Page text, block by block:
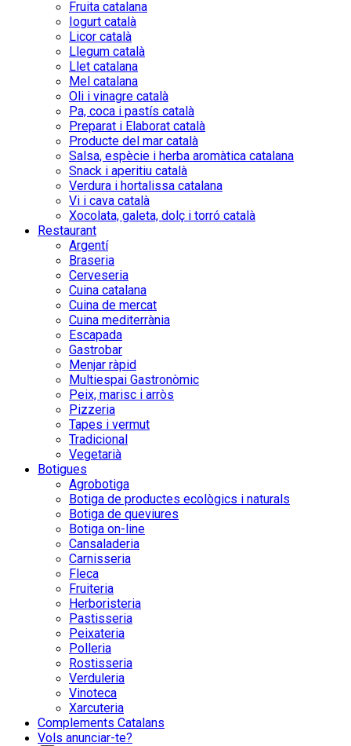
Fruita catalana
Iogurt català
Licor català
Llegum català
Llet catalana
Mel catalana
Oli i vinagre català
Pa, coca i pastís català
Preparat i Elaborat català
Producte del mar català
Salsa, espècie i herba aromàtica catalana
Snack i aperitiu català
Verdura i hortalissa catalana
Vi i cava català
Xocolata, galeta, dolç i torró català
Restaurant
Argentí
Braseria
Cerveseria
Cuina catalana
Cuina de mercat
Cuina mediterrània
Escapada
Gastrobar
Menjar ràpid
Multiespai Gastronòmic
Peix, marisc i arròs
Pizzeria
Tapes i vermut
Tradicional
Vegetarià
Botigues
Agrobotiga
Botiga de productes ecològics i naturals
Botiga de queviures
Botiga on-line
Cansaladeria
Carnisseria
Fleca
Fruiteria
Herboristeria
Pastisseria
Peixateria
Polleria
Rostisseria
Verduleria
Vinoteca
Xarcuteria
Complements Catalans
Vols anunciar-te?